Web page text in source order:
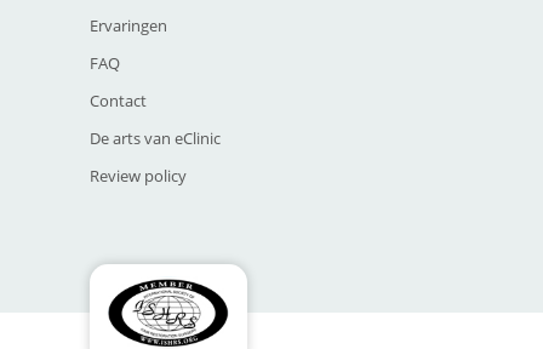
Ervaringen
FAQ
Contact
De arts van eClinic
Review policy